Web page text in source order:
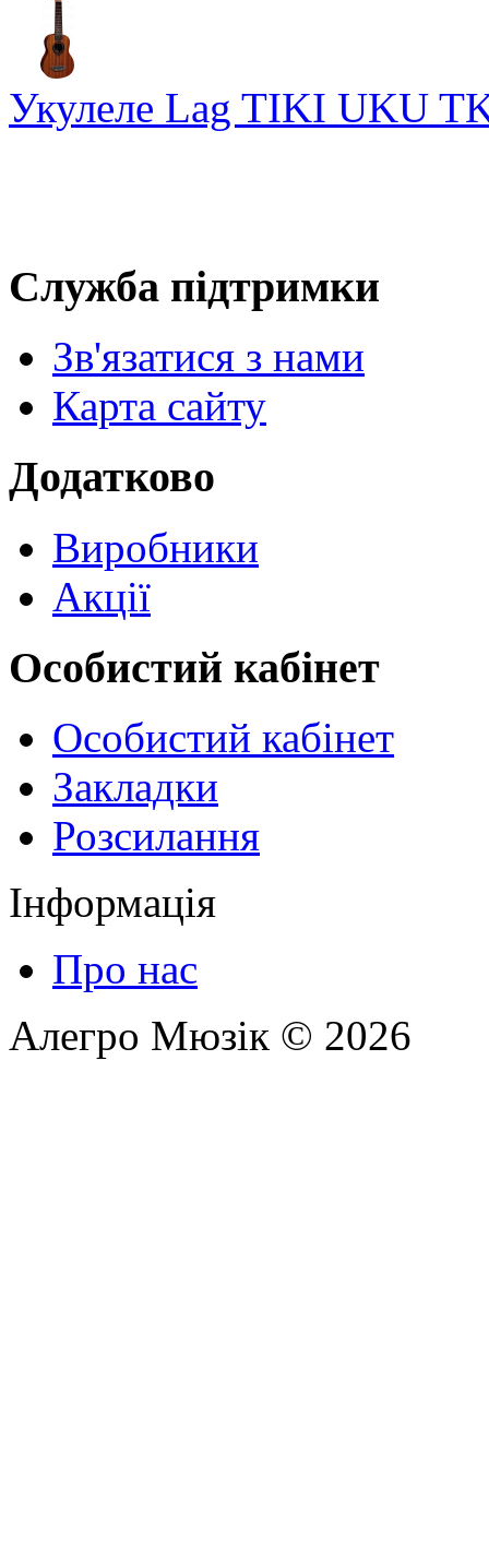
Укулеле Lag TIKI UKU
Служба підтримки
Зв'язатися з нами
Карта сайту
Додатково
Виробники
Акції
Особистий кабінет
Особистий кабінет
Закладки
Розсилання
Інформація
Про нас
Алегро Мюзік © 2026